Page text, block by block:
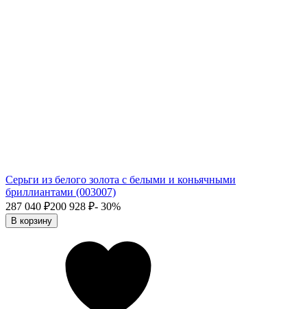
Cерьги из белого золота с белыми и коньячными
бриллиантами (003007)
287 040 ₽200 928 ₽- 30%
В корзину